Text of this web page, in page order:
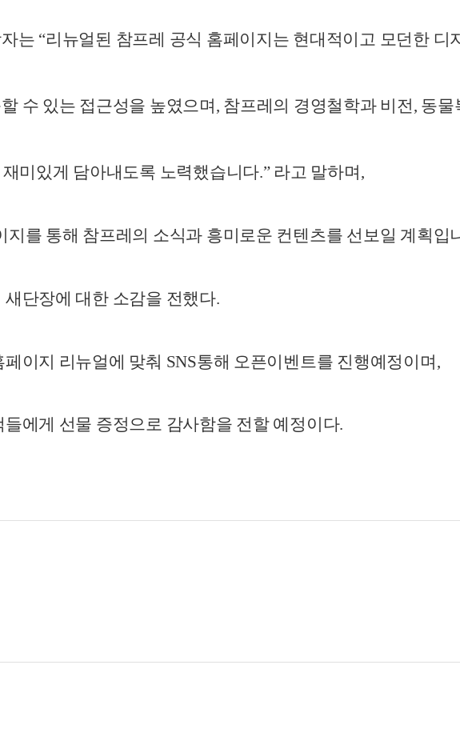
는 “리뉴얼된 참프레 공식 홈페이지는 현대적이고 모던한 디
수 있는 접근성을 높였으며, 참프레의 경영철학과 비전, 동물
미있게 담아내도록 노력했습니다.” 라고 말하며,
지를 통해 참프레의 소식과 흥미로운 컨텐츠를 선보일 계획입
단장에 대한 소감을 전했다.
이지 리뉴얼에 맞춰 SNS통해 오픈이벤트를 진행예정이며,
에게 선물 증정으로 감사함을 전할 예정이다.